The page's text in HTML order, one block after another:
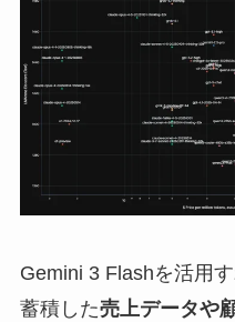
Gemini 3 Flashを活用
蓄積した売上データや